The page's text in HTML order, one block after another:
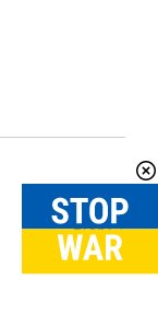
Вгору